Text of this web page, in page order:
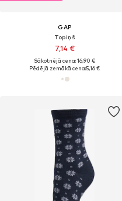
GAP
Topiņš
7,14 €
Sākotnējā cena: 16,90 €
Pēdējā zemākā cena:5,16 €